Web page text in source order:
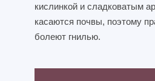
кислинкой и сладковатым
касаются почвы, поэтому
болеют гнилью.